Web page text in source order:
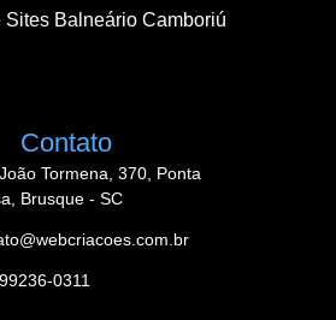
Sites Balneário Camboriú
Contato
Tormena, 370, Ponta
Brusque - SC
0311